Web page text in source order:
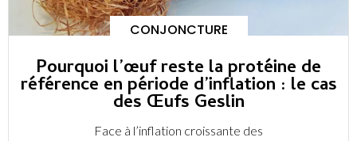
CONJONCTURE
Pourquoi l’œuf reste la protéine de
référence en période d’inflation : le cas
des Œufs Geslin
Face à l’inflation croissante des